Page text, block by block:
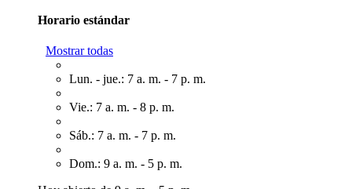
Horario estándar
Mostrar todas
Lun. - jue.: 7 a. m. - 7 p. m.
Vie.: 7 a. m. - 8 p. m.
Sáb.: 7 a. m. - 7 p. m.
Dom.: 9 a. m. - 5 p. m.